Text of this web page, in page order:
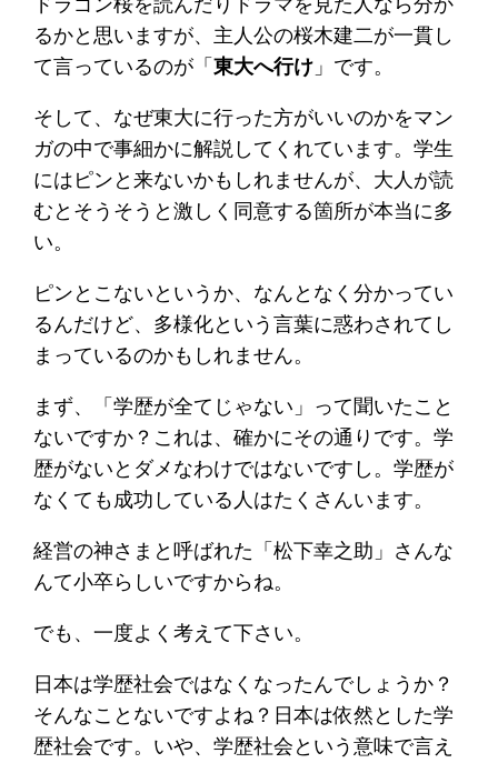
るかと思いますが、主人公の桜木建二が一貫し
て言っているのが「東大へ行け 」です。
そして、なぜ東大に行った方がいいのかをマン
ガの中で事細かに解説してくれています。学生
にはピンと来ないかもしれませんが、大人が読
むとそうそうと激しく同意する箇所が本当に多
い。
ピンとこないというか、なんとなく分かってい
るんだけど、多様化という言葉に惑わされてし
まっているのかもしれません。
まず、「学歴が全てじゃない」って聞いたこと
ないですか？これは、確かにその通りです。学
歴がないとダメなわけではないですし。学歴が
なくても成功している人はたくさんいます。
経営の神さまと呼ばれた「松下幸之助」さんな
んて小卒らしいですからね。
でも、一度よく考えて下さい。
日本は学歴社会ではなくなったんでしょうか？
そんなことないですよね？日本は依然とした学
歴社会です。いや、学歴社会という意味で言え